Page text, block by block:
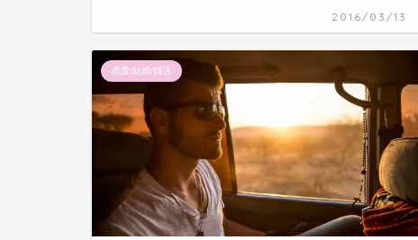
2016/03/13
恋愛/結婚/婚活